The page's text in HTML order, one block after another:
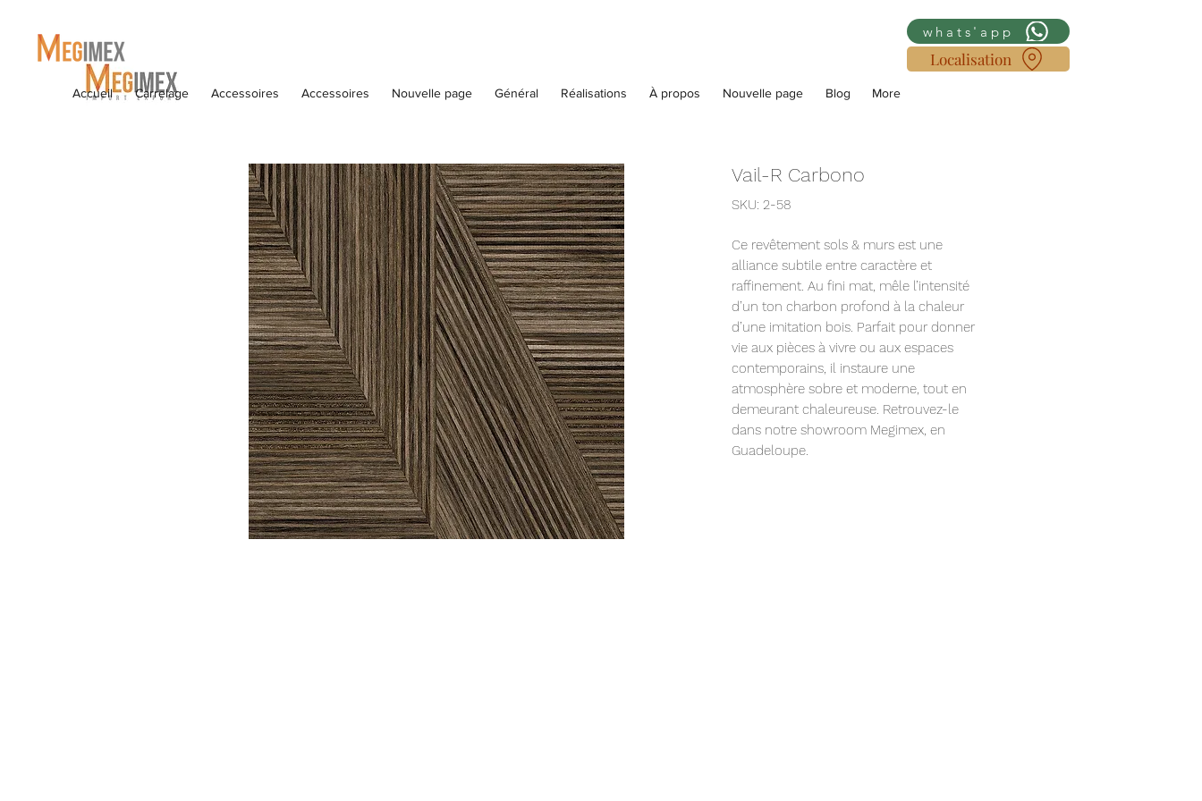
whats'app
Localisation
Accueil Carrelage Accessoires Accessoires Nouvelle page Général Réalisations À propos Nouvelle page Blog More
Vail-R Carbono
SKU: 2-58
Ce revêtement sols & murs est une
alliance subtile entre caractère et
raffinement. Au fini mat, mêle l’intensité
d’un ton charbon profond à la chaleur
d’une imitation bois. Parfait pour donner
vie aux pièces à vivre ou aux espaces
contemporains, il instaure une
atmosphère sobre et moderne, tout en
demeurant chaleureuse. Retrouvez-le
dans notre showroom Megimex, en
Guadeloupe.